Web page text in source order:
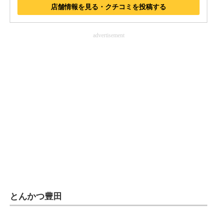
AI活用のいまが分かる
エレクトロニクス専門サイト
店舗情報を見る・クチコミを投稿する
advertisement
とんかつ豊田